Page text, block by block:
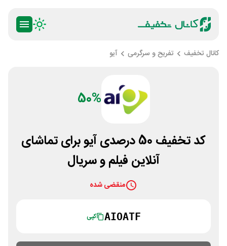
کانال تخفیف تفریح و سرگرمی آیو
50%
کد تخفیف 50 درصدی آیو برای تماشای
آنلاین فیلم و سریال
منقضی شده
AIOATF کپی